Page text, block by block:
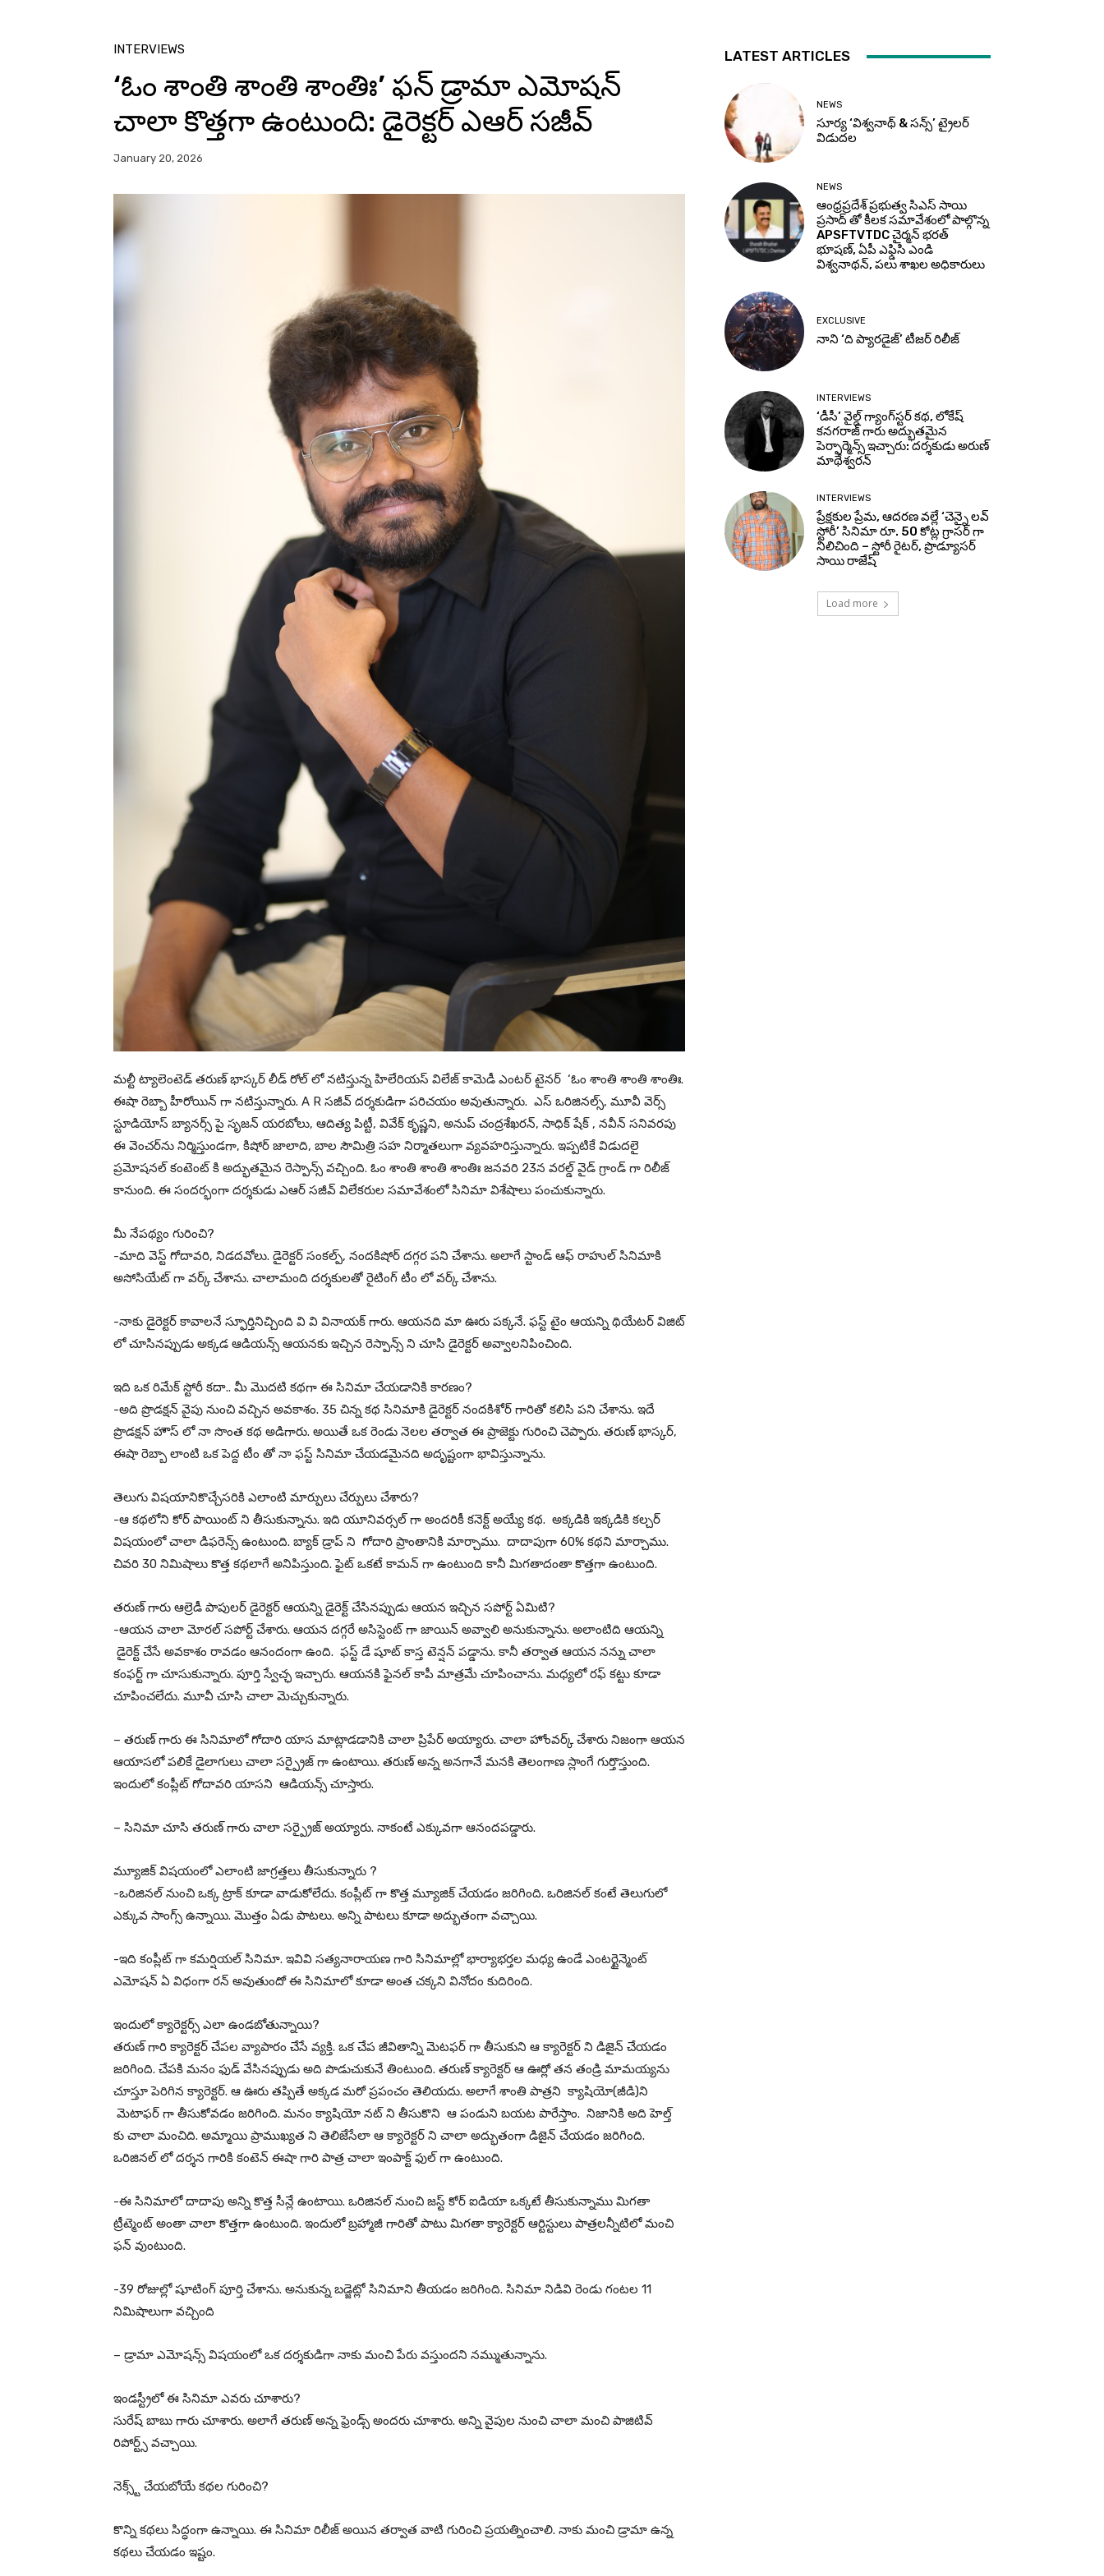
INTERVIEWS
‘ఓం శాంతి శాంతి శాంతిః’ ఫన్ డ్రామా ఎమోషన్
చాలా కొత్తగా ఉంటుంది: డైరెక్టర్ ఎఆర్ సజీవ్
January 20, 2026
మల్టీ ట్యాలెంటెడ్ తరుణ్ భాస్కర్ లీడ్ రోల్ లో నటిస్తున్న హిలేరియస్ విలేజ్ కామెడీ ఎంటర్ టైనర్ ‘ఓం శాంతి శాంతి శాంతిః.
ఈషా రెబ్బా హీరోయిన్ గా నటిస్తున్నారు. A R సజీవ్ దర్శకుడిగా పరిచయం అవుతున్నారు. ఎస్ ఒరిజినల్స్, మూవీ వెర్స్
స్టూడియోస్ బ్యానర్స్ పై సృజన్ యరబోలు, ఆదిత్య పిట్టీ, వివేక్ కృష్ణని, అనుప్ చంద్రశేఖరన్, సాధిక్ షేక్ , నవీన్ సనివరపు
ఈ వెంచర్‌ను నిర్మిస్తుండగా, కిషోర్ జాలాది, బాల సౌమిత్రి సహ నిర్మాతలుగా వ్యవహరిస్తున్నారు. ఇప్పటికే విడుదలై
ప్రమోషనల్ కంటెంట్ కి అద్భుతమైన రెస్పాన్స్ వచ్చింది. ఓం శాంతి శాంతి శాంతిః జనవరి 23న వరల్డ్ వైడ్ గ్రాండ్ గా రిలీజ్
కానుంది. ఈ సందర్భంగా దర్శకుడు ఎఆర్ సజీవ్ విలేకరుల సమావేశంలో సినిమా విశేషాలు పంచుకున్నారు.
మీ నేపథ్యం గురించి?
-మాది వెస్ట్ గోదావరి, నిడదవోలు. డైరెక్టర్ సంకల్ప్, నందకిషోర్ దగ్గర పని చేశాను. అలాగే స్టాండ్ ఆఫ్ రాహుల్ సినిమాకి
అసోసియేట్ గా వర్క్ చేశాను. చాలామంది దర్శకులతో రైటింగ్ టీం లో వర్క్ చేశాను.
-నాకు డైరెక్టర్ కావాలనే స్ఫూర్తినిచ్చింది వి వి వినాయక్ గారు. ఆయనది మా ఊరు పక్కనే. ఫస్ట్ టైం ఆయన్ని థియేటర్ విజిట్
లో చూసినప్పుడు అక్కడ ఆడియన్స్ ఆయనకు ఇచ్చిన రెస్పాన్స్ ని చూసి డైరెక్టర్ అవ్వాలనిపించింది.
ఇది ఒక రిమేక్ స్టోరీ కదా.. మీ మొదటి కథగా ఈ సినిమా చేయడానికి కారణం?
-అది ప్రొడక్షన్ వైపు నుంచి వచ్చిన అవకాశం. 35 చిన్న కథ సినిమాకి డైరెక్టర్ నందకిశోర్ గారితో కలిసి పని చేశాను. ఇదే
ప్రొడక్షన్ హౌస్ లో నా సొంత కథ అడిగారు. అయితే ఒక రెండు నెలల తర్వాత ఈ ప్రాజెక్టు గురించి చెప్పారు. తరుణ్ భాస్కర్,
ఈషా రెబ్బా లాంటి ఒక పెద్ద టీం తో నా ఫస్ట్ సినిమా చేయడమైనది అదృష్టంగా భావిస్తున్నాను.
తెలుగు విషయానికొచ్చేసరికి ఎలాంటి మార్పులు చేర్పులు చేశారు?
-ఆ కథలోని కోర్ పాయింట్ ని తీసుకున్నాను. ఇది యూనివర్సల్ గా అందరికీ కనెక్ట్ అయ్యే కథ. అక్కడికి ఇక్కడికి కల్చర్
విషయంలో చాలా డిఫరెన్స్ ఉంటుంది. బ్యాక్ డ్రాప్ ని గోదారి ప్రాంతానికి మార్చాము. దాదాపుగా 60% కథని మార్చాము.
చివరి 30 నిమిషాలు కొత్త కథలాగే అనిపిస్తుంది. ఫైట్ ఒకటే కామన్ గా ఉంటుంది కానీ మిగతాదంతా కొత్తగా ఉంటుంది.
తరుణ్ గారు ఆల్రెడీ పాపులర్ డైరెక్టర్ ఆయన్ని డైరెక్ట్ చేసినప్పుడు ఆయన ఇచ్చిన సపోర్ట్ ఏమిటి?
-ఆయన చాలా మోరల్ సపోర్ట్ చేశారు. ఆయన దగ్గరే అసిస్టెంట్ గా జాయిన్ అవ్వాలి అనుకున్నాను. అలాంటిది ఆయన్ని
డైరెక్ట్ చేసే అవకాశం రావడం ఆనందంగా ఉంది. ఫస్ట్ డే షూట్ కాస్త టెన్షన్ పడ్డాను. కానీ తర్వాత ఆయన నన్ను చాలా
కంఫర్ట్ గా చూసుకున్నారు. పూర్తి స్వేచ్ఛ ఇచ్చారు. ఆయనకి ఫైనల్ కాపీ మాత్రమే చూపించాను. మధ్యలో రఫ్ కట్టు కూడా
చూపించలేదు. మూవీ చూసి చాలా మెచ్చుకున్నారు.
– తరుణ్ గారు ఈ సినిమాలో గోదారి యాస మాట్లాడడానికి చాలా ప్రిపేర్ అయ్యారు. చాలా హోంవర్క్ చేశారు నిజంగా ఆయన
ఆయాసలో పలికే డైలాగులు చాలా సర్ప్రైజ్ గా ఉంటాయి. తరుణ్ అన్న అనగానే మనకి తెలంగాణ స్లాంగే గుర్తొస్తుంది.
ఇందులో కంప్లీట్ గోదావరి యాసని ఆడియన్స్ చూస్తారు.
– సినిమా చూసి తరుణ్ గారు చాలా సర్ప్రైజ్ అయ్యారు. నాకంటే ఎక్కువగా ఆనందపడ్డారు.
మ్యూజిక్ విషయంలో ఎలాంటి జాగ్రత్తలు తీసుకున్నారు ?
-ఒరిజినల్ నుంచి ఒక్క ట్రాక్ కూడా వాడుకోలేదు. కంప్లీట్ గా కొత్త మ్యూజిక్ చేయడం జరిగింది. ఒరిజినల్ కంటే తెలుగులో
ఎక్కువ సాంగ్స్ ఉన్నాయి. మొత్తం ఏడు పాటలు. అన్ని పాటలు కూడా అద్భుతంగా వచ్చాయి.
-ఇది కంప్లీట్ గా కమర్షియల్ సినిమా. ఇవివి సత్యనారాయణ గారి సినిమాల్లో భార్యాభర్తల మధ్య ఉండే ఎంటర్టైన్మెంట్
ఎమోషన్ ఏ విధంగా రన్ అవుతుందో ఈ సినిమాలో కూడా అంత చక్కని వినోదం కుదిరింది.
ఇందులో క్యారెక్టర్స్ ఎలా ఉండబోతున్నాయి?
తరుణ్ గారి క్యారెక్టర్ చేపల వ్యాపారం చేసే వ్యక్తి. ఒక చేప జీవితాన్ని మెటఫర్ గా తీసుకుని ఆ క్యారెక్టర్ ని డిజైన్ చేయడం
జరిగింది. చేపకి మనం ఫుడ్ వేసినప్పుడు అది పొడుచుకునే తింటుంది. తరుణ్ క్యారెక్టర్ ఆ ఊర్లో తన తండ్రి మామయ్యను
చూస్తూ పెరిగిన క్యారెక్టర్. ఆ ఊరు తప్పితే అక్కడ మరో ప్రపంచం తెలియదు. అలాగే శాంతి పాత్రని క్యాషియో(జీడి)ని
మెటాఫర్ గా తీసుకోవడం జరిగింది. మనం క్యాషియో నట్ ని తీసుకొని ఆ పండుని బయట పారేస్తాం. నిజానికి అది హెల్త్
కు చాలా మంచిది. అమ్మాయి ప్రాముఖ్యత ని తెలిజేసేలా ఆ క్యారెక్టర్ ని చాలా అద్భుతంగా డిజైన్ చేయడం జరిగింది.
ఒరిజినల్ లో దర్శన గారికి కంటెన్ ఈషా గారి పాత్ర చాలా ఇంపాక్ట్ ఫుల్ గా ఉంటుంది.
-ఈ సినిమాలో దాదాపు అన్ని కొత్త సీన్లే ఉంటాయి. ఒరిజినల్ నుంచి జస్ట్ కోర్ ఐడియా ఒక్కటే తీసుకున్నాము మిగతా
ట్రీట్మెంట్ అంతా చాలా కొత్తగా ఉంటుంది. ఇందులో బ్రహ్మాజీ గారితో పాటు మిగతా క్యారెక్టర్ ఆర్టిస్టులు పాత్రలన్నీటిలో మంచి
ఫన్ వుంటుంది.
-39 రోజుల్లో షూటింగ్ పూర్తి చేశాను. అనుకున్న బడ్జెట్లో సినిమాని తీయడం జరిగింది. సినిమా నిడివి రెండు గంటల 11
నిమిషాలుగా వచ్చింది
– డ్రామా ఎమోషన్స్ విషయంలో ఒక దర్శకుడిగా నాకు మంచి పేరు వస్తుందని నమ్ముతున్నాను.
ఇండస్ట్రీలో ఈ సినిమా ఎవరు చూశారు?
సురేష్ బాబు గారు చూశారు. అలాగే తరుణ్ అన్న ఫ్రెండ్స్ అందరు చూశారు. అన్ని వైపుల నుంచి చాలా మంచి పాజిటివ్
రిపోర్ట్స్ వచ్చాయి.
నెక్స్ట్ చేయబోయే కథల గురించి?
కొన్ని కథలు సిద్ధంగా ఉన్నాయి. ఈ సినిమా రిలీజ్ అయిన తర్వాత వాటి గురించి ప్రయత్నించాలి. నాకు మంచి డ్రామా ఉన్న
కథలు చేయడం ఇష్టం.
LATEST ARTICLES
NEWS
సూర్య ‘విశ్వనాథ్ & సన్స్’ ట్రైలర్
విడుదల
NEWS
ఆంధ్రప్రదేశ్ ప్రభుత్వ సిఎస్ సాయి
ప్రసాద్ తో కీలక సమావేశంలో పాల్గొన్న
APSFTVTDC చైర్మన్ భరత్
భూషణ్, ఏపీ ఎఫ్డిసి ఎండి
విశ్వనాథన్, పలు శాఖల అధికారులు
EXCLUSIVE
నాని ‘ది ప్యారడైజ్’ టీజర్‌ రిలీజ్
INTERVIEWS
‘డీసీ’ వైల్డ్ గ్యాంగ్‌స్టర్ కథ, లోకేష్
కనగరాజ్ గారు అద్భుతమైన
పెర్ఫార్మెన్స్ ఇచ్చారు: దర్శకుడు అరుణ్
మాథేశ్వరన్
INTERVIEWS
ప్రేక్షకుల ప్రేమ, ఆదరణ వల్లే ‘చెన్నై లవ్
స్టోరీ’ సినిమా రూ. 50 కోట్ల గ్రాసర్ గా
నిలిచింది – స్టోరీ రైటర్, ప్రొడ్యూసర్
సాయి రాజేష్
Load more